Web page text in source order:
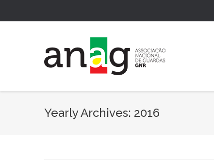
Yearly Archives: 2016